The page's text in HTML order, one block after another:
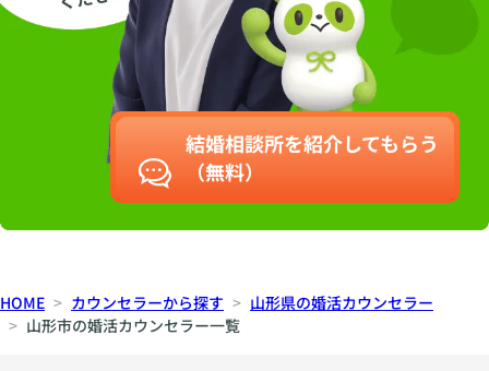
結婚相談所を紹介してもらう
（無料）
HOME カウンセラーから探す
山形県の婚活カウンセラー
山形市の婚活カウンセラー一覧